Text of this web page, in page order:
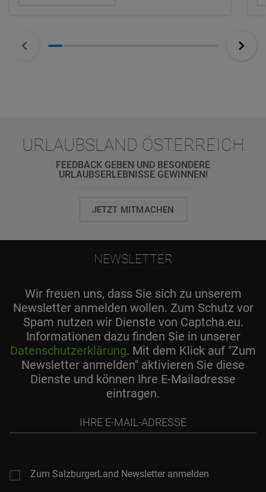
URLAUBSLAND ÖSTERREICH
FEEDBACK GEBEN UND BESONDERE
URLAUBSERLEBNISSE GEWINNEN!
JETZT MITMACHEN
NEWSLETTER
Wir freuen uns, dass Sie sich zu unserem
Newsletter anmelden wollen. Zum Schutz vor
Spam nutzen wir Dienste von Captcha.eu.
Informationen dazu finden Sie in unserer
Datenschutzerklärung. Mit dem Klick auf "Zum
Newsletter anmelden" aktivieren Sie diese
Dienste und können Ihre E-Mailadresse
eintragen.
Mail-
Zum SalzburgerLand Newsletter anmelden